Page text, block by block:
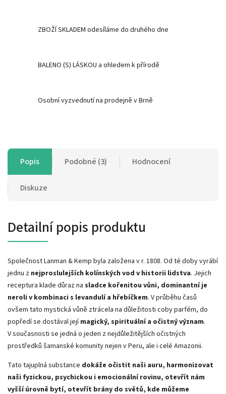
ZBOŽÍ SKLADEM odesíláme do druhého dne
BALENO (S) LÁSKOU a ohledem k přírodě
Osobní vyzvednutí na prodejně v Brně
Popis Podobné (3) Hodnocení
Diskuze
Detailní popis produktu
Společnost Lanman & Kemp byla založena v r. 1808. Od té doby vyrábí
jednu z nejproslulejších kolínských vod v historii lidstva. Jejich
receptura klade důraz na sladce kořenitou vůni, dominantní je
neroli v kombinaci s levandulí a hřebíčkem. V průběhu časů
ovšem tato mystická vůně ztrácela na důležitosti coby parfém, do
popředí se dostával její magický, spirituální a očistný význam.
V současnosti se jedná o jeden z nejdůležitějších očistných
prostředků šamanské komunity nejen v Peru, ale i celé Amazonii.
Tato tajuplná substance dokáže očistit naši auru, harmonizovat
naši fyzickou, psychickou i emocionální rovinu, otevřít nám
vyšší úrovně bytí, otevřít brány do světů, kde můžeme